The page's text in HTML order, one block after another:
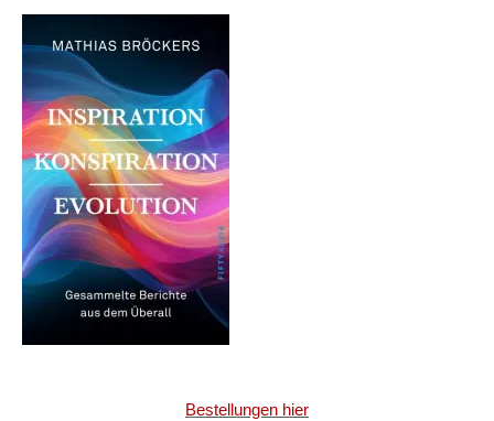
Bestellungen hier